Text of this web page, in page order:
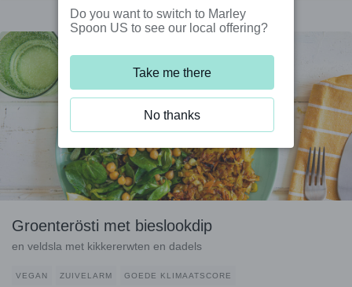
Groenterösti met bieslookdip
en veldsla met kikkererwten en dadels
VEGAN ZUIVELARM GOEDE KLIMAATSCORE
Do you want to switch to Marley
Spoon US to see our local offering?
Take me there
No thanks